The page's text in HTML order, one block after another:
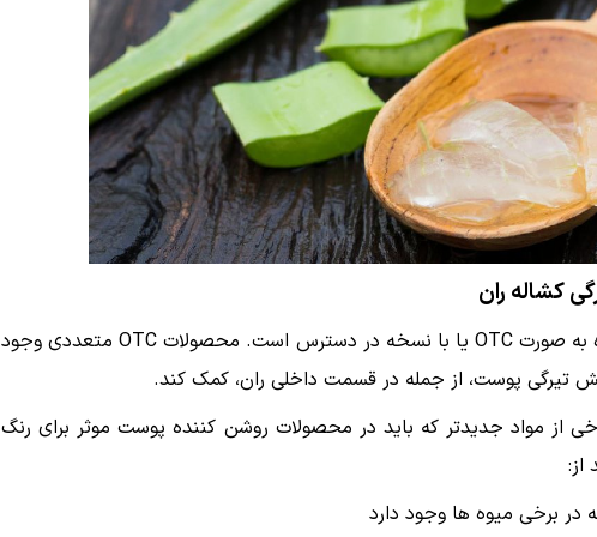
دارو برای کاهش ظاهر لکه های تیره به صورت OTC یا با نسخه در دسترس است. محصولات OTC متعددی وجود
تیرگی پوست، از جمله در قسمت داخلی ران، کمک کند.
از مواد جدیدتر که باید در محصولات روشن کننده پوست موثر برای رنگ
از:
در برخی میوه ها وجود دارد